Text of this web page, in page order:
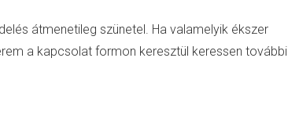
átmenetileg szünetel. Ha valamelyik ékszer
a kapcsolat formon keresztül keressen további
TULAJDONSÁG